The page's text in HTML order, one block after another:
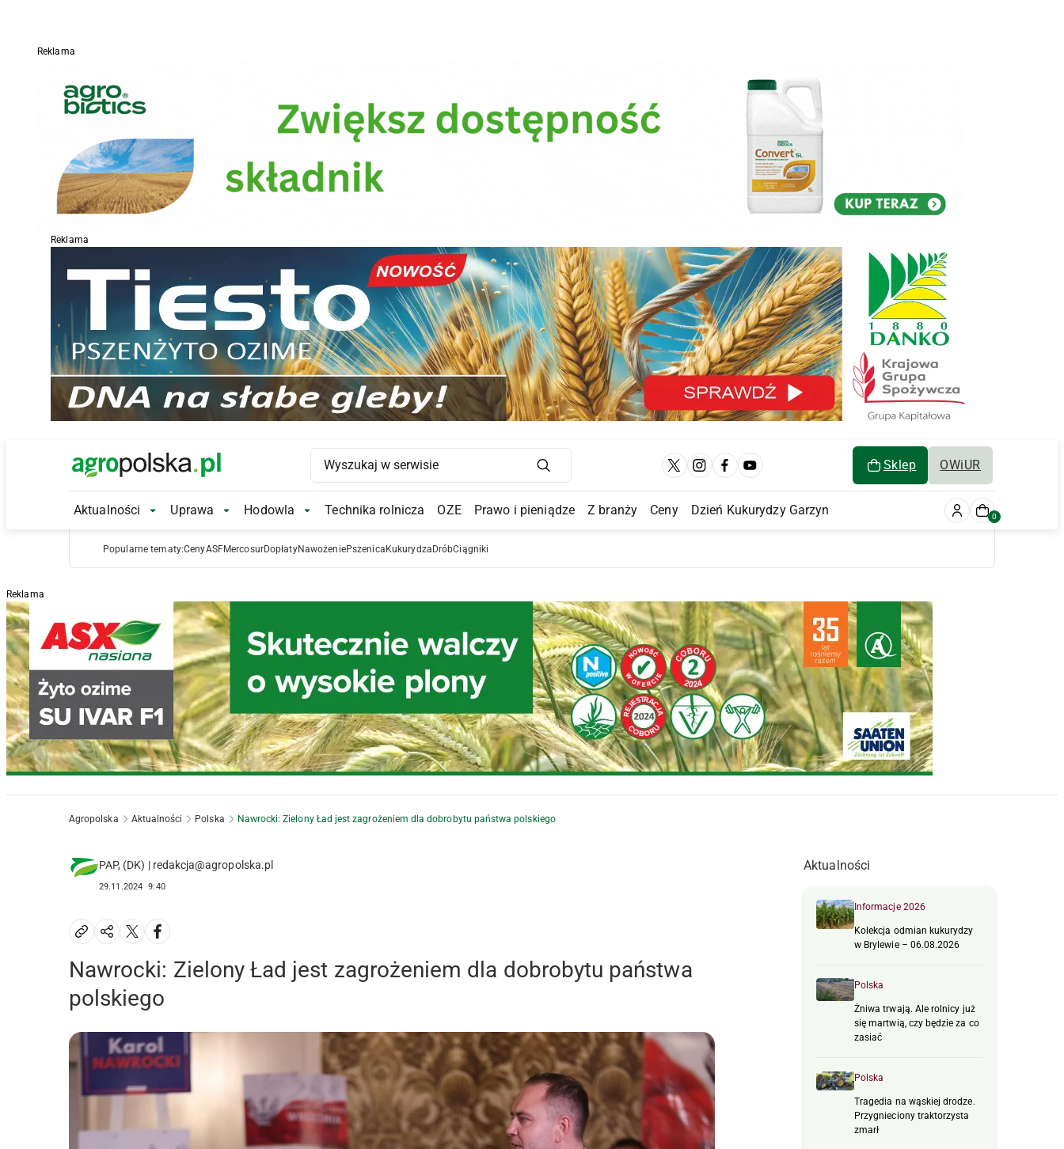
Reklama
Reklama
Main Logo Sklep OWiUR
Main Navigation
Aktualności Aktualności Submenu
Uprawa Uprawa Submenu
Hodowla Hodowla Submenu
Technika rolnicza OZE Prawo i pieniądze Z branży Ceny Dzień Kukurydzy Garzyn 0
Popularne tematy:CenyASFMercosurDopłatyNawożeniePszenica Kukurydza DróbCiągniki
Reklama
Agropolska Aktualności Polska Nawrocki: Zielony Ład jest zagrożeniem dla dobrobytu państwa polskiego
PAP, (DK) | redakcja@agropolska.pl
29.11.2024 9:40
Nawrocki: Zielony Ład jest zagrożeniem dla dobrobytu państwa
polskiego
Aktualności
Informacje 2026
Kolekcja odmian kukurydzy
w Brylewie – 06.08.2026
Polska
Żniwa trwają. Ale rolnicy już
się martwią, czy będzie za co
zasiać
Polska
Tragedia na wąskiej drodze.
Przygnieciony traktorzysta
zmarł